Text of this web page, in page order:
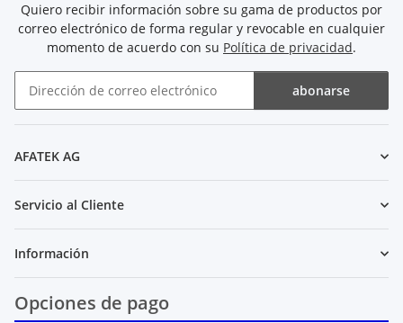
Quiero recibir información sobre su gama de productos por
correo electrónico de forma regular y revocable en cualquier
momento de acuerdo con su Política de privacidad.
abonarse
AFATEK AG
Servicio al Cliente
Información
Opciones de pago